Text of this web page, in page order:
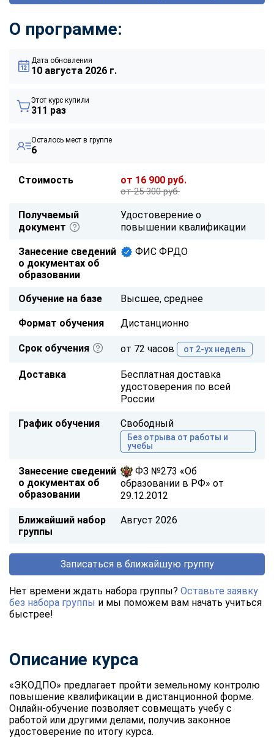
О программе:
Дата обновления
10 августа 2026 г.
Этот курс купили
311 раз
Осталось мест в группе
6
Стоимость от 16 900 руб.
от 25 300 руб.
Получаемый
документ
Удостоверение о
повышении квалификации
Занесение сведений
о документах об
образовании
ФИС ФРДО
Обучение на базе Высшее, среднее
Формат обучения Дистанционно
Срок обучения от 72 часов от 2-ух недель
Доставка
Бесплатная доставка
удостоверения по всей
России
График обучения Свободный
Без отрыва от работы и
учебы
Занесение сведений
о документах об
образовании
ФЗ №273 «Об
образовании в РФ» от
29.12.2012
Ближайший набор
группы
Август 2026
Записаться в ближайшую группу
Нет времени ждать набора группы? Оставьте заявку
без набора группы и мы поможем вам начать учиться
быстрее!
Описание курса
«ЭКОДПО» предлагает пройти земельному контролю
повышение квалификации в дистанционной форме.
Онлайн-обучение позволяет совмещать учебу с
работой или другими делами, получив законное
удостоверение по итогу курса.